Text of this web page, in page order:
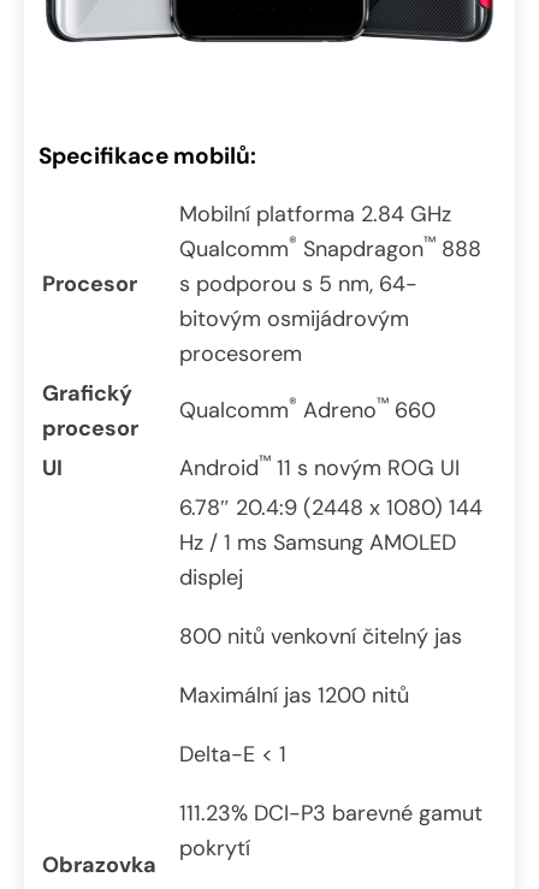
Specifikace mobilů:
Procesor
Mobilní platforma 2.84 GHz
Qualcomm® Snapdragon™ 888
s podporou s 5 nm, 64-
bitovým osmijádrovým
procesorem
Grafický
procesor
Qualcomm® Adreno™ 660
UI
Android™ 11 s novým ROG UI
Obrazovka
6.78″ 20.4:9 (2448 x 1080) 144
Hz / 1 ms Samsung AMOLED
displej
800 nitů venkovní čitelný jas
Maximální jas 1200 nitů
Delta-E < 1
111.23% DCI-P3 barevné gamut
pokrytí